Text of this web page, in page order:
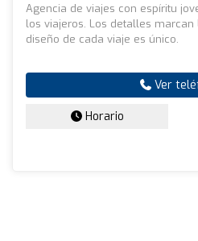
Agencia de viajes con espíritu
los viajeros. Los detalles
diseño de cada viaje es único.
Ver
Horario